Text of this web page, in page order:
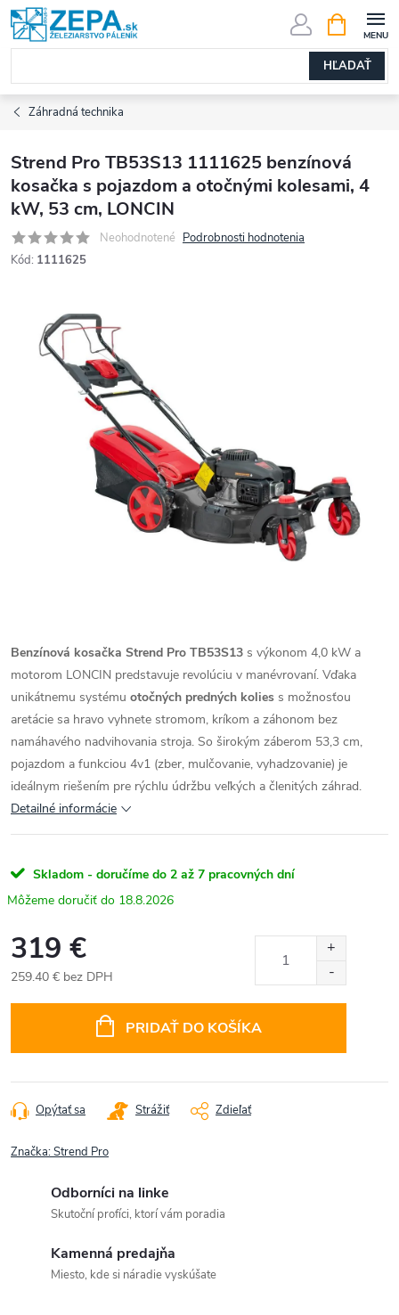
Prejsť
na
obsah
HĽADAŤ
KOŠÍK
Záhradná technika
Strend Pro TB53S13 1111625 benzínová
kosačka s pojazdom a otočnými kolesami, 4
kW, 53 cm, LONCIN
Neohodnotené Podrobnosti hodnotenia
Kód: 1111625
Benzínová kosačka Strend Pro TB53S13 s výkonom 4,0 kW a
motorom LONCIN predstavuje revolúciu v manévrovaní. Vďaka
unikátnemu systému otočných predných kolies s možnosťou
aretácie sa hravo vyhnete stromom, kríkom a záhonom bez
namáhavého nadvihovania stroja. So širokým záberom 53,3 cm,
pojazdom a funkciou 4v1 (zber, mulčovanie, vyhadzovanie) je
ideálnym riešením pre rýchlu údržbu veľkých a členitých záhrad.
Detailné informácie
Skladom - doručíme do 2 až 7 pracovných dní
18.8.2026
319 €
259.40 € bez DPH
PRIDAŤ DO KOŠÍKA
Opýtať sa Strážiť Zdieľať
Značka:Strend Pro
Odborníci na linke
Skutoční profíci, ktorí vám poradia
Kamenná predajňa
Miesto, kde si náradie vyskúšate